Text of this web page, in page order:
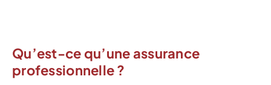
Qu’est-ce qu’une assurance
professionnelle ?